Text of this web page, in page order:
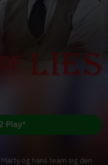
og hans team sig den
Play*